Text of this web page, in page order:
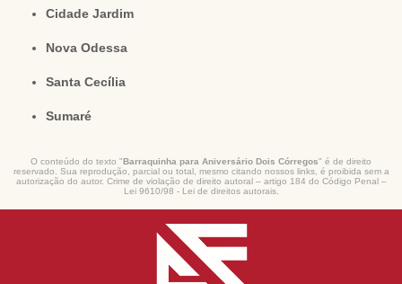
Cidade Jardim
Nova Odessa
Santa Cecília
Sumaré
O conteúdo do texto "Barraquinha para Aniversário Dois Córregos" é de direito
reservado. Sua reprodução, parcial ou total, mesmo citando nossos links, é proibida sem a
autorização do autor. Crime de violação de direito autoral – artigo 184 do Código Penal –
Lei 9610/98 - Lei de direitos autorais.